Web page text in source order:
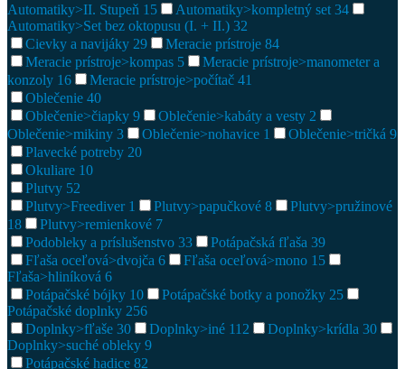
Automatiky>II. Stupeň 15 Automatiky>kompletný set 34
Automatiky>Set bez oktopusu (I. + II.) 32
Cievky a navijáky 29 Meracie prístroje 84
Meracie prístroje>kompas 5
Meracie prístroje>manometer a
konzoly 16 Meracie prístroje>počítač 41
Oblečenie 40
Oblečenie>čiapky 9 Oblečenie>kabáty a vesty 2
Oblečenie>mikiny 3 Oblečenie>nohavice 1 Oblečenie>tričká 9
Plavecké potreby 20
Okuliare 10
Plutvy 52
Plutvy>Freediver 1 Plutvy>papučkové 8
Plutvy>pružinové
18
Plutvy>remienkové 7
Podobleky a príslušenstvo 33 Potápačská fľaša 39
Fľaša oceľová>dvojča 6 Fľaša oceľová>mono 15
Fľaša>hliníková 6
Potápačské bójky 10 Potápačské botky a ponožky 25
Potápačské doplnky 256
Doplnky>fľaše 30 Doplnky>iné 112 Doplnky>krídla 30
Doplnky>suché obleky 9
Potápačské hadice 82